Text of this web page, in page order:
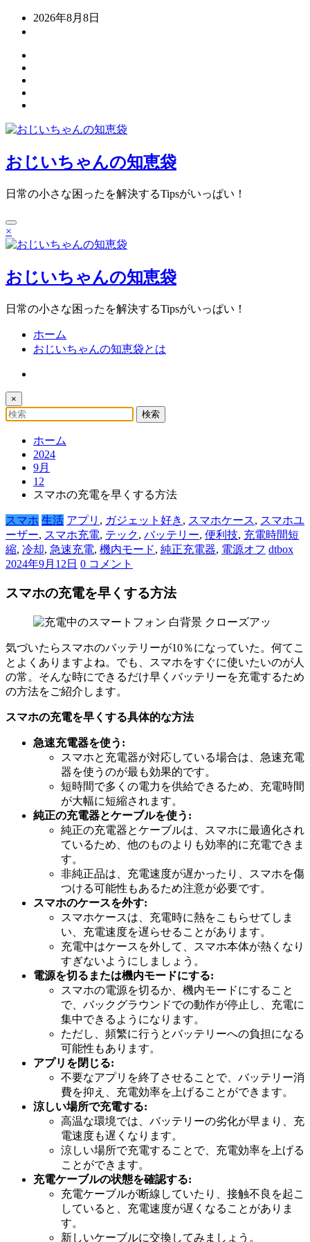
ッ
2026年8月8日
おじいちゃんの知恵袋
日常の小さな困ったを解決するTipsがいっぱい！
×
おじいちゃんの知恵袋
日常の小さな困ったを解決するTipsがいっぱい！
ホーム
おじいちゃんの知恵袋とは
×
ホーム
2024
9月
12
スマホの充電を早くする方法
スマホ 生活 アプリ , ガジェット好き , スマホケース, スマホユ
ーザー, スマホ充電, テック, バッテリー, 便利技, 充電時間短
縮, 冷却, 急速充電, 機内モード, 純正充電器, 電源オフ dtbox
2024年9月12日 0 コメント
スマホの充電を早くする方法
気づいたらスマホのバッテリーが10％になっていた。何てこ
とよくありますよね。でも、スマホをすぐに使いたいのが人
の常。そんな時にできるだけ早くバッテリーを充電するため
の方法をご紹介します。
スマホの充電を早くする具体的な方法
急速充電器を使う:
スマホと充電器が対応している場合は、急速充電
器を使うのが最も効果的です。
短時間で多くの電力を供給できるため、充電時間
が大幅に短縮されます。
純正の充電器とケーブルを使う:
純正の充電器とケーブルは、スマホに最適化され
ているため、他のものよりも効率的に充電できま
す。
非純正品は、充電速度が遅かったり、スマホを傷
つける可能性もあるため注意が必要です。
スマホのケースを外す:
スマホケースは、充電時に熱をこもらせてしま
い、充電速度を遅らせることがあります。
充電中はケースを外して、スマホ本体が熱くなり
すぎないようにしましょう。
電源を切るまたは機内モードにする:
スマホの電源を切るか、機内モードにすること
で、バックグラウンドでの動作が停止し、充電に
集中できるようになります。
ただし、頻繁に行うとバッテリーへの負担になる
可能性もあります。
アプリを閉じる:
不要なアプリを終了させることで、バッテリー消
費を抑え、充電効率を上げることができます。
涼しい場所で充電する:
高温な環境では、バッテリーの劣化が早まり、充
電速度も遅くなります。
涼しい場所で充電することで、充電効率を上げる
ことができます。
充電ケーブルの状態を確認する:
充電ケーブルが断線していたり、接触不良を起こ
していると、充電速度が遅くなることがありま
す。
新しいケーブルに交換してみましょう。